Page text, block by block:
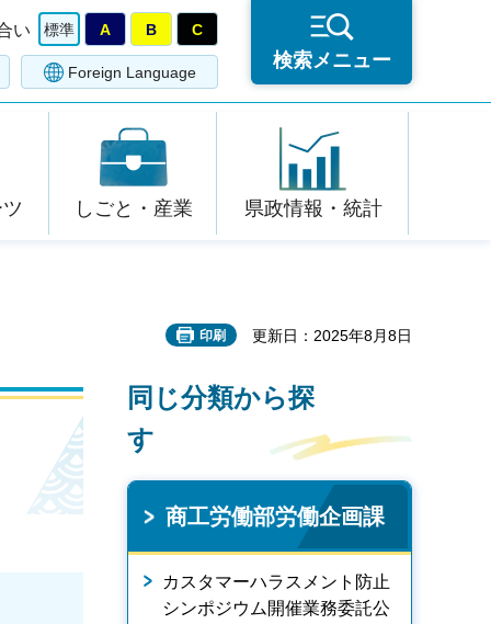
い 標準 A B C
Foreign Language
検索メニュー
しごと・産業 県政情報・統計
印刷 更新日：2025年8月8日
同じ分類から探
す
商工労働部労働企画課
カスタマーハラスメント防止
シンポジウム開催業務委託公